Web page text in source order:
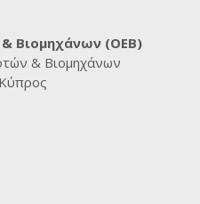
Βιομηχάνων (ΟΕΒ)
& Βιομηχάνων